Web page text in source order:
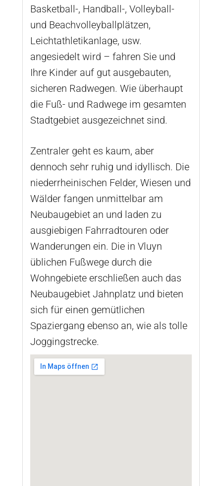
Basketball-, Handball-, Volleyball-
und Beachvolleyballplätzen,
Leichtathletikanlage, usw.
angesiedelt wird – fahren Sie und
Ihre Kinder auf gut ausgebauten,
sicheren Radwegen. Wie überhaupt
die Fuß- und Radwege im gesamten
Stadtgebiet ausgezeichnet sind.
Zentraler geht es kaum, aber
dennoch sehr ruhig und idyllisch. Die
niederrheinischen Felder, Wiesen und
Wälder fangen unmittelbar am
Neubaugebiet an und laden zu
ausgiebigen Fahrradtouren oder
Wanderungen ein. Die in Vluyn
üblichen Fußwege durch die
Wohngebiete erschließen auch das
Neubaugebiet Jahnplatz und bieten
sich für einen gemütlichen
Spaziergang ebenso an, wie als tolle
Joggingstrecke.